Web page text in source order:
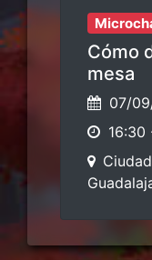
Cómo
mesa
07/
16:30